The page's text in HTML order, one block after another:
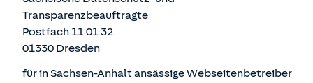
Transparenzbeauftragte
Postfach 11 01 32
01330 Dresden
für in Sachsen-Anhalt ansässige Webseitenbetreiber